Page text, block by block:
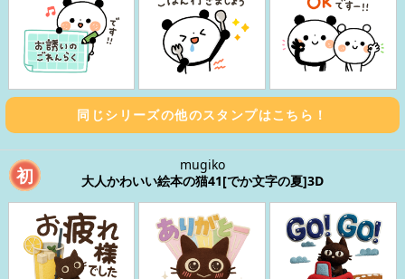
同じシリーズの他のスタンプはこちら！
初
mugiko
大人かわいい絵本の猫41[でか文字の夏]3D